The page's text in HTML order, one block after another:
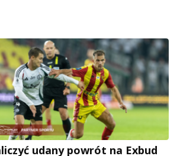
udany powrót na Exbud